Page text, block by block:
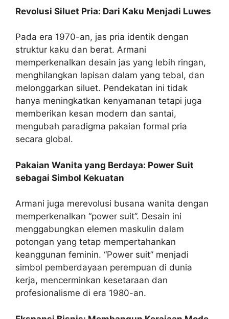
Revolusi Siluet Pria: Dari Kaku Menjadi Luwes
Pada era 1970-an, jas pria identik dengan
struktur kaku dan berat. Armani
memperkenalkan desain jas yang lebih ringan,
menghilangkan lapisan dalam yang tebal, dan
melonggarkan siluet. Pendekatan ini tidak
hanya meningkatkan kenyamanan tetapi juga
memberikan kesan modern dan santai,
mengubah paradigma pakaian formal pria
secara global.
Pakaian Wanita yang Berdaya: Power Suit
sebagai Simbol Kekuatan
Armani juga merevolusi busana wanita dengan
memperkenalkan “power suit”. Desain ini
menggabungkan elemen maskulin dalam
potongan yang tetap mempertahankan
keanggunan feminin. “Power suit” menjadi
simbol pemberdayaan perempuan di dunia
kerja, mencerminkan kesetaraan dan
profesionalisme di era 1980-an.